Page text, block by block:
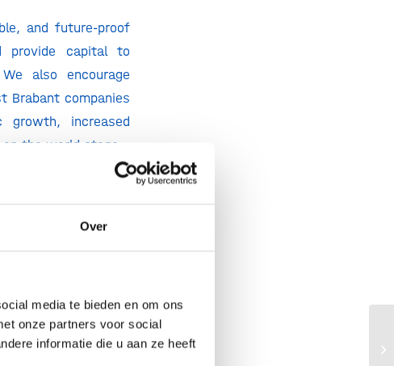
Over
media te bieden en om ons
onze partners voor social
informatie die u aan ze heeft
and future-proof
provide capital to
also encourage
Brabant companies
increased
the world stage.
scaleups in the